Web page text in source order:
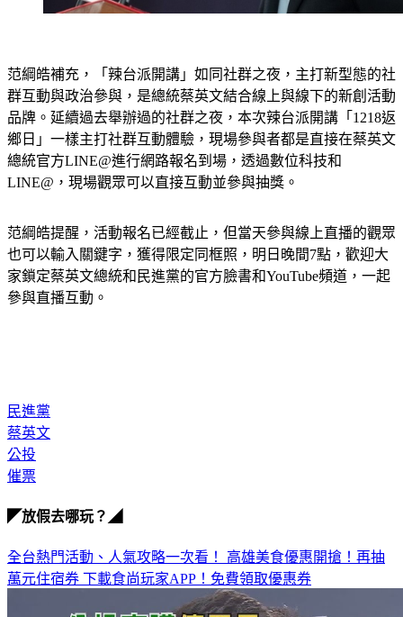
范綱皓補充，「辣台派開講」如同社群之夜，主打新型態的社
群互動與政治參與，是總統蔡英文結合線上與線下的新創活動
品牌。延續過去舉辦過的社群之夜，本次辣台派開講「1218返
鄉日」一樣主打社群互動體驗，現場參與者都是直接在蔡英文
總統官方LINE@進行網路報名到場，透過數位科技和
LINE@，現場觀眾可以直接互動並參與抽獎。
范綱皓提醒，活動報名已經截止，但當天參與線上直播的觀眾
也可以輸入關鍵字，獲得限定同框照，明日晚間7點，歡迎大
家鎖定蔡英文總統和民進黨的官方臉書和YouTube頻道，一起
參與直播互動。
民進黨
蔡英文
公投
催票
◤放假去哪玩？◢
全台熱門活動、人氣攻略一次看！ 高雄美食優惠開搶！再抽
萬元住宿券 下載食尚玩家APP！免費領取優惠券